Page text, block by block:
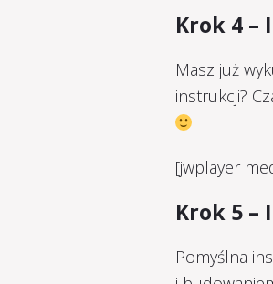
Krok 4 –
Masz już
instrukcji?
[jwplayer
Krok 5
Pomyślna